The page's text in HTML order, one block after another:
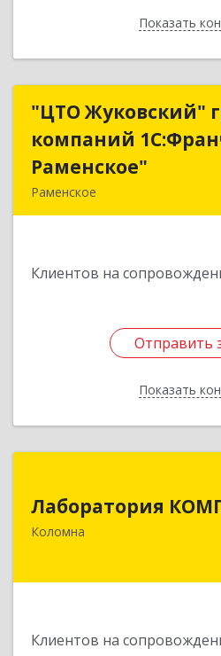
ПоказатьНазад
"ЦТО Жуковский"
компаний
Раменское"
Раменское
Клиентов на
Отправить
Показать
"ЦТО
компаний
Отправить
Назад
Лаборатория
Коломна
Клиентов на
140415, Московская обл,